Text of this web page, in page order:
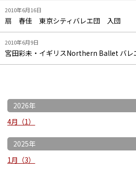
2010年6月16日
扇 春佳 東京シティバレエ団 入団
2010年6月9日
宮田彩未・イギリスNorthern Ballet バレ
2026年
4月
1
2025年
1月
3